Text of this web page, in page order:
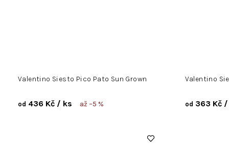
Valentino Siesto Pico Pato Sun Grown
od 436 Kč / ks až –5 %
Valentino
od 363 Kč /